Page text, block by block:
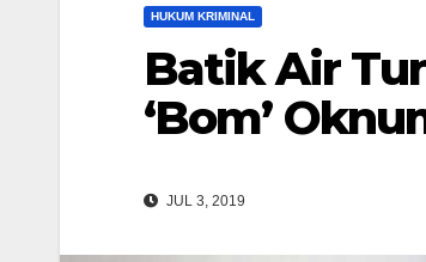
HUKUM KRIMINAL
Batik Air
‘Bom’
JUL 3, 2019